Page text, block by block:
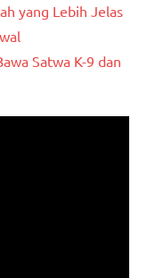
yang Lebih Jelas
Satwa K-9 dan